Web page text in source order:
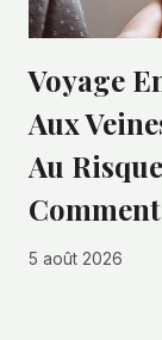
Voyage
Aux
Au
5 août 2026